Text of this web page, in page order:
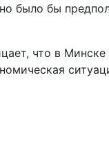
было бы
что в